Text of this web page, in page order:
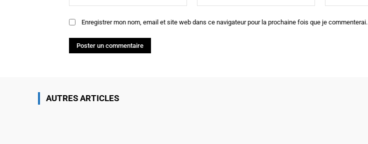
:*
:*
Enregistrer mon nom, email et site web dans ce navigateur pour la prochaine fois que je commenterai.
AUTRES ARTICLES